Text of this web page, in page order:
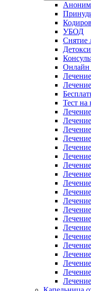
УБОД
Снятие
Онлайн
Тест на